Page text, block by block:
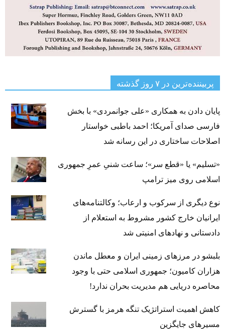
پربیننده‌ترین‌ در ۷ روز گذشته
پایان دادن به همکاری «علی جوانمردی» با بخش
فارسی صدای آمریکا؛ احمد باطبی خواستار
اصلاحات ساختاری در این رسانه شد
«تسلیم» یا «قطع سر»؛ ساعت شنیِ عمرِ جمهوری
اسلامی روی میز ترامپ
نوع دیگری از سرکوب و ارعاب؛ وکالتنامه‌های
ایرانیان خارج کشور مشروط به استعلام از
دادستانی و نهادهای امنیتی شد
بلبشو در مرزهای زمینی ایران و معطل ماندن
هزاران کامیون؛ جمهوری اسلامی حتی با وجود
محاصره دریایی هم مدیریت بحران ندارد!
کاهش اهمیت استراتژیک تنگه‌ هرمز با گسترش
مسیرهای جایگزین